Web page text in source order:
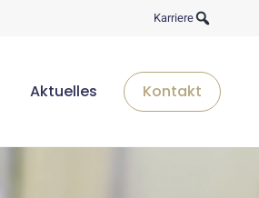
Karriere
Aktuelles Kontakt